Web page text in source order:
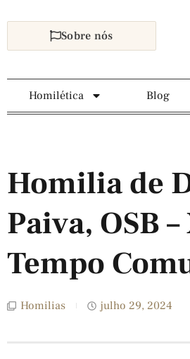
Sobre nós
Homilética Blog
Homilia de
Paiva, OSB
Tempo
Homilias julho 29, 2024